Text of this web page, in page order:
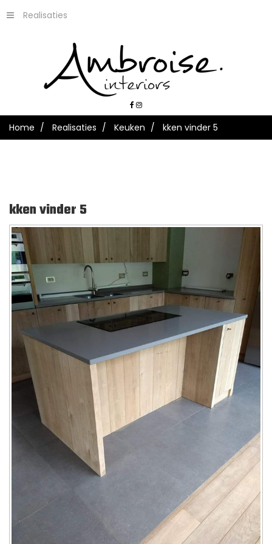
Realisaties
Home Realisaties Keuken kken vinder 5
kkenvinder 5